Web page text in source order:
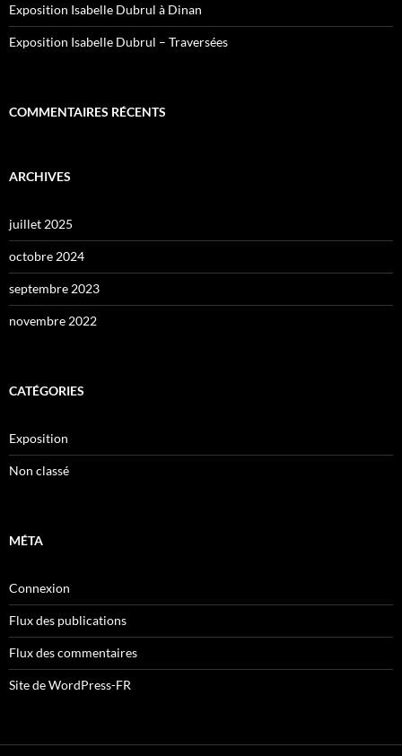
Exposition Isabelle Dubrul à Dinan
Exposition Isabelle Dubrul – Traversées
COMMENTAIRES RÉCENTS
ARCHIVES
juillet 2025
octobre 2024
septembre 2023
novembre 2022
CATÉGORIES
Exposition
Non classé
MÉTA
Connexion
Flux des publications
Flux des commentaires
Site de WordPress-FR